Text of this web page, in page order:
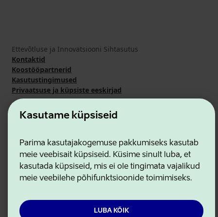
Kasutame küpsiseid
Parima kasutajakogemuse pakkumiseks kasutab
meie veebisait küpsiseid. Küsime sinult luba, et
kasutada küpsiseid, mis ei ole tingimata vajalikud
meie veebilehe põhifunktsioonide toimimiseks.
LUBA KÕIK
Ettevõtluse ja Innovatsiooni Sihtasutus
Kontaktid
Koostööpartnerid
Kasutustingimused
Privaatsuse ja küpsiste eeskirjad